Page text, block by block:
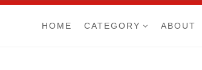
HOME CATEGORY ABOUT